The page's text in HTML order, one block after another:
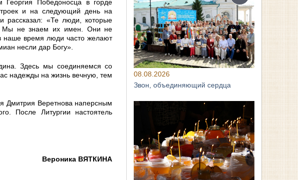
Георгия Победоносца в горде
и на следующий день на
рассказал: «Те люди, которые
Мы не знаем их имен. Они не
наше время люди часто желают
несли дар Богу».
Здесь мы соединяемся со
надежды на жизнь вечную, тем
Дмитрия Веретнова наперсным
После Литургии настоятель
Вероника ВЯТКИНА
08.08.2026
Звон, объединяющий сердца